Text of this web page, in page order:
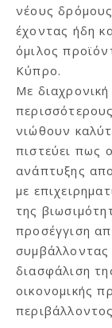
νέους
έχοντας ήδη
όμιλος
Κύπρο.
Με
νιώθουν
πιστεύει πως
ανάπτυξης
με
της
προσέγγιση
συμβάλλοντας
διασφάλιση
οικονομικής